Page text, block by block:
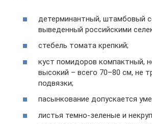
детерминантный, штамбовый
выведенный российскими
стебель томата крепкий;
куст помидоров компактный,
высокий – всего 70–80 см, не
подвязки;
пасынкование допускается
листья темно-зеленые и